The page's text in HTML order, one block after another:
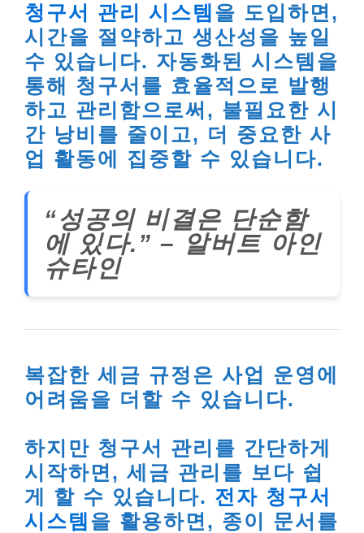
청구서 관리 시스템을 도입하면,
시간을 절약하고 생산성을 높일
수 있습니다. 자동화된 시스템을
통해 청구서를 효율적으로 발행
하고 관리함으로써, 불필요한 시
간 낭비를 줄이고, 더 중요한 사
업 활동에 집중할 수 있습니다.
“성공의 비결은 단순함
에 있다.” – 알버트 아인
슈타인
복잡한 세금 규정은 사업 운영에
어려움을 더할 수 있습니다.
하지만 청구서 관리를 간단하게
시작하면, 세금 관리를 보다 쉽
게 할 수 있습니다. 전자 청구서
시스템을 활용하면, 종이 문서를